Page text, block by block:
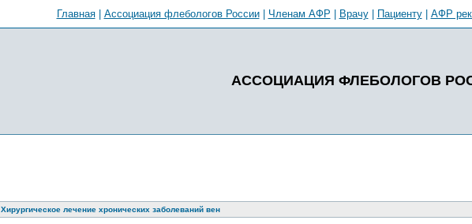
Главная| Ассоциация флебологов России| Членам АФР Врачу| Пациенту| АФР
АССОЦИАЦИЯ ФЛЕБОЛОГОВ
Хирургическое лечение хронических заболеваний вен